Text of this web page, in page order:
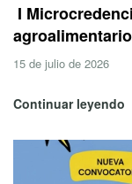
I
15 de julio de 2026
Continuar leyendo